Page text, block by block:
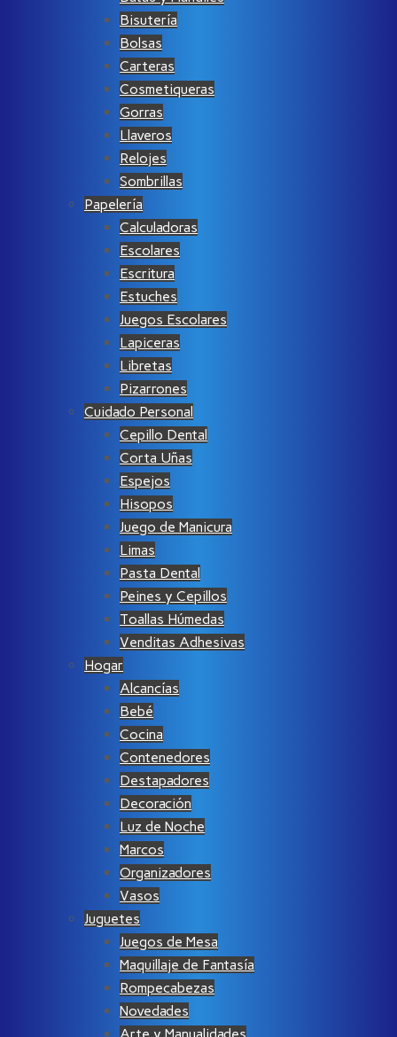
Bisutería
Bolsas
Carteras
Cosmetiqueras
Gorras
Llaveros
Relojes
Sombrillas
Papelería
Calculadoras
Escolares
Escritura
Estuches
Juegos Escolares
Lapiceras
Libretas
Pizarrones
Cuidado Personal
Cepillo Dental
Corta Uñas
Espejos
Hisopos
Juego de Manicura
Limas
Pasta Dental
Peines y Cepillos
Toallas Húmedas
Venditas Adhesivas
Hogar
Alcancías
Bebé
Cocina
Contenedores
Destapadores
Decoración
Luz de Noche
Marcos
Organizadores
Vasos
Juguetes
Juegos de Mesa
Maquillaje de Fantasía
Rompecabezas
Novedades